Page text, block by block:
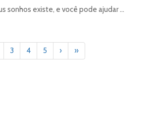
sonhos existe, e você pode ajudar ...
3 4 5 › »